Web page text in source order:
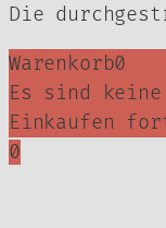
Die
Warenkorb0
Es sind
Einkaufen
0